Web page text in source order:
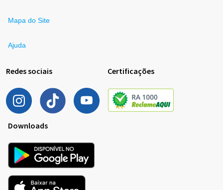
Mapa do Site
Ajuda
Redes sociais Certificações
Downloads